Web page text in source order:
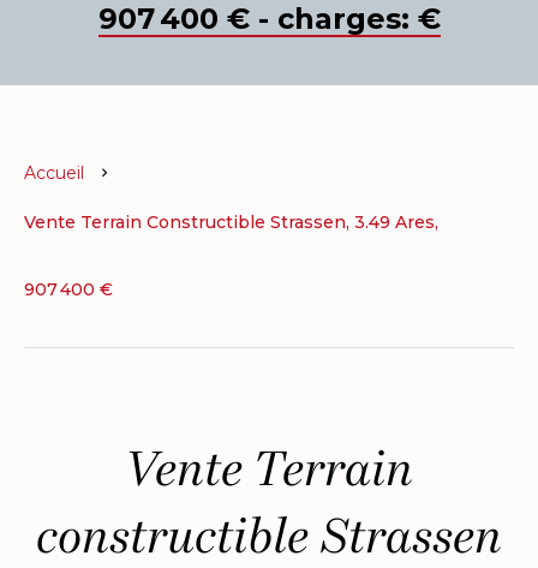
907 400 € - charges: €
Accueil
Vente Terrain Constructible Strassen, 3.49 Ares,
907 400 €
Vente Terrain
constructible Strassen